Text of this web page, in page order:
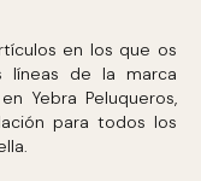
en los que os
líneas de la marca
en Yebra Peluqueros,
para todos los